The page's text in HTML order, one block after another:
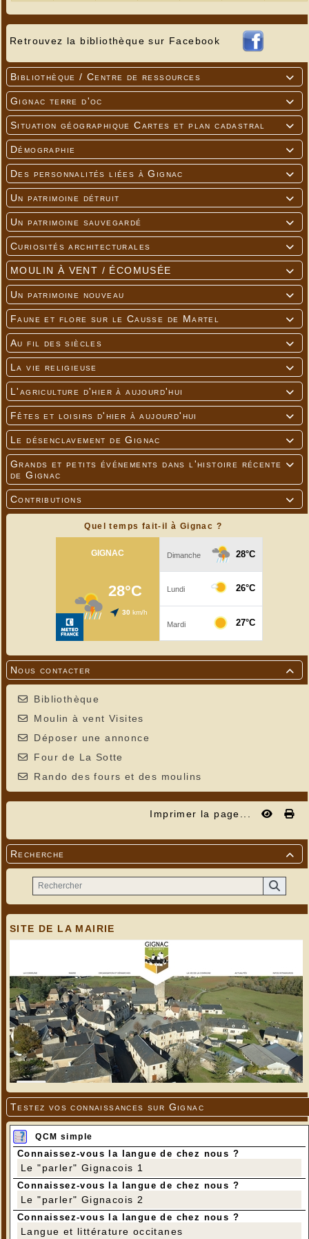
Retrouvez la bibliothèque sur Facebook

Bibliothèque / Centre de ressources

Gignac terre d'oc

Situation géographique Cartes et plan cadastral

Démographie

Des personnalités liées à Gignac

Un patrimoine détruit

Un patrimoine sauvegardé

Curiosités architecturales

MOULIN À VENT / ÉCOMUSÉE

Un patrimoine nouveau

Faune et flore sur le Causse de Martel

Au fil des siècles

La vie religieuse

L'agriculture d'hier à aujourd'hui

Fêtes et loisirs d'hier à aujourd'hui

Le désenclavement de Gignac

Grands et petits événements dans l'histoire récente
de Gignac

Contributions
Quel temps fait-il à Gignac ?

Nous contacter
Bibliothèque
Moulin à vent Visites
Déposer une annonce
Four de La Sotte
Rando des fours et des moulins
Imprimer la page...

Recherche
SITE DE LA MAIRIE
Testez vos connaissances sur Gignac
QCM simple
Connaissez-vous la langue de chez nous ?
Le "parler" Gignacois 1
Connaissez-vous la langue de chez nous ?
Le "parler" Gignacois 2
Connaissez-vous la langue de chez nous ?
Langue et littérature occitanes